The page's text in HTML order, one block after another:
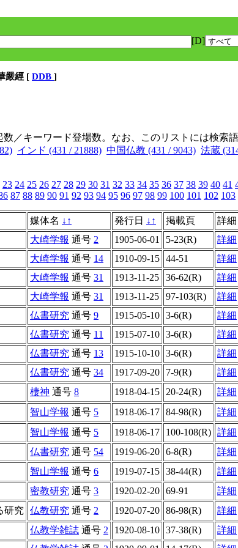
[D]
嚴經 [ DDB ]
／キーワード登場数。なお、このリストには検索
インド (431 / 21888) 中国仏教 (431 / 9043) 法蔵
23 24 25 26 27 28 29 30 31 32 33 34 35 36 37 38 39 40 41
87 88 89 90 91 92 93 94 95 96 97 98 99 100 101 102 103
媒体名 ↓ ↑ 発行日 ↓ ↑ 掲載頁 詳細
大崎学報 通号 2 1905-06-01 5-23(R) 詳細
大崎学報 通号 14 1910-09-15 44-51 詳細
大崎学報 通号 31 1913-11-25 36-62(R) 詳細
大崎学報 通号 31 1913-11-25 97-103(R) 詳細
仏書研究 通号 9 1915-05-10 3-6(R) 詳細
仏書研究 通号 11 1915-07-10 3-6(R) 詳細
仏書研究 通号 13 1915-10-10 3-6(R) 詳細
仏書研究 通号 34 1917-09-20 7-9(R) 詳細
棲神 通号 8 1918-04-15 20-24(R) 詳細
智山学報 通号 5 1918-06-17 84-98(R) 詳細
智山学報 通号 5 1918-06-17 100-108(R) 詳細
仏書研究 通号 54 1919-06-20 6-8(R) 詳細
智山学報 通号 6 1919-07-15 38-44(R) 詳細
密教研究 通号 3 1920-02-20 69-91 詳細
研究 仏教研究 通号 2 1920-07-20 86-98(R) 詳細
仏教学雑誌 通号 2 1920-08-10 37-38(R) 詳細